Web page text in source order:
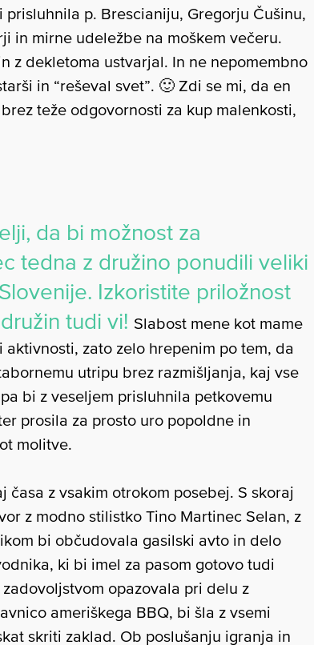
p. Brescianiju, Gregorju Čušinu,
in mirne udeležbe na moškem večeru.
z dekletoma ustvarjal. In ne nepomembno
in “reševal svet”. 🙂 Zdi se mi, da en
teže odgovornosti za kup malenkosti,
da bi možnost za
tedna z družino ponudili veliki
Izkoristite priložnost
tudi vi! Slabost mene kot mame
zato zelo hrepenim po tem, da
utripu brez razmišljanja, kaj vse
bi z veseljem prisluhnila petkovemu
prosila za prosto uro popoldne in
molitve.
z vsakim otrokom posebej. S skoraj
z modno stilistko Tino Martinec Selan, z
bi občudovala gasilski avto in delo
ki bi imel za pasom gotovo tudi
opazovala pri delu z
ameriškega BBQ, bi šla z vsemi
skriti zaklad. Ob poslušanju igranja in